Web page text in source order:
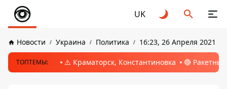
UK
Новости Украина Политика 16:23, 26 Апреля 2021
ТОПТЕМЫ: ⚠️ Краматорск, Константиновка 🔴